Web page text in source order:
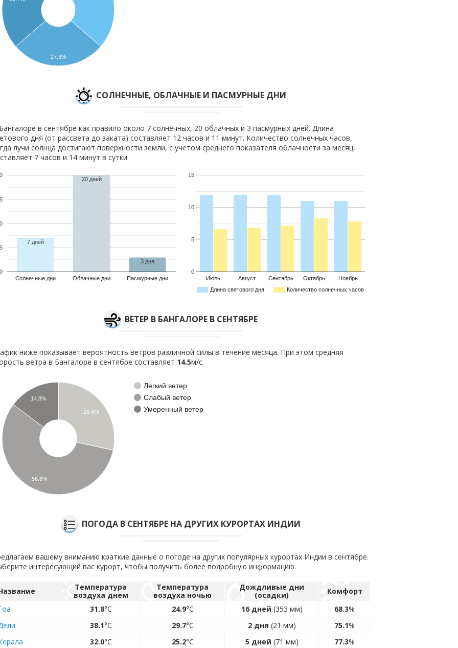
27.3%
CОЛНЕЧНЫЕ, ОБЛАЧНЫЕ И ПАСМУРНЫЕ ДНИ
в сентябре как правило около 7 солнечных, 20 облачных и 3 пасмурных дней. Длина
дня (от рассвета до заката) составляет 12 часов и 11 минут. Количество солнечных часов,
лучи солнца достигают поверхности земли, с учетом среднего показателя облачности за месяц,
7 часов и 14 минут в сутки.
Солнечные дни Облачные дни Пасмурные дни
0
5
7 дней
20 дней
3 дня
Длина светового дня Количество солнечных часов
Июль Август Сентябрь Октябрь Ноябрь
0
5
10
15
ВЕТЕР В БАНГАЛОРЕ В СЕНТЯБРЕ
ниже показывает вероятность ветров различной силы в течение месяца. При этом средняя
ветра в Бангалоре в сентябре составляет 14.5м/с.
Легкий ветер
Слабый ветер
Умеренный ветер
28.4%
14.8%
56.8%
ПОГОДА В СЕНТЯБРЕ НА ДРУГИХ КУРОРТАХ ИНДИИ
вашему вниманию краткие данные о погоде на других популярных курортах Индии в сентябре.
интересующий вас курорт, чтобы получить более подробную информацию.
Температура
воздуха днем
Температура
воздуха ночью
Дождливые дни
(осадки)
Комфорт
31.8°C 24.9°C 16 дней (353 мм) 68.3%
38.1°C 29.7°C 2 дня (21 мм) 75.1%
32.0°C 25.2°C 5 дней (71 мм) 77.3%